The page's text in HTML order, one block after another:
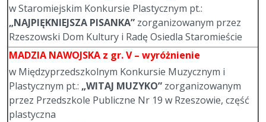
w Staromiejskim Konkursie Plastycznym pt.:
„NAJPIĘKNIEJSZA PISANKA” zorganizowanym przez
Rzeszowski Dom Kultury i Radę Osiedla Staromieście
MADZIA NAWOJSKA z gr. V – wyróżnienie
w Międzyprzedszkolnym Konkursie Muzycznym i
Plastycznym pt.: „WITAJ MUZYKO” zorganizowanym
przez Przedszkole Publiczne Nr 19 w Rzeszowie, część
plastyczna